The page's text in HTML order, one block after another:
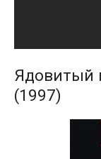
Ядовитый
(1997)